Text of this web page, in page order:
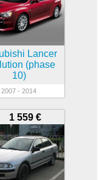
Lancer
(phase
10)
2007 - 2014
1 559 €